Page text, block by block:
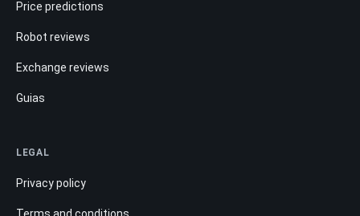
Price predictions
Robot reviews
Exchange reviews
Guias
LEGAL
Privacy policy